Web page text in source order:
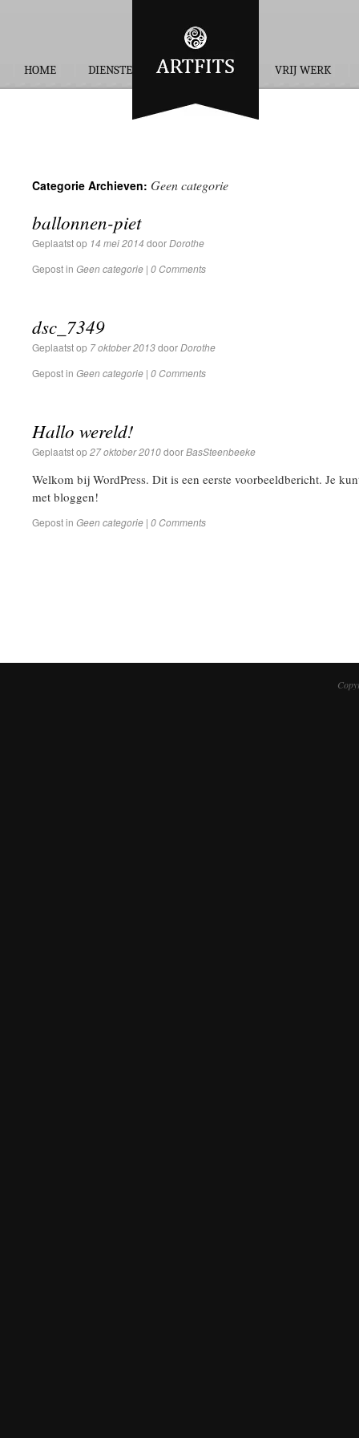
HOME DIENSTEN OPDRACHTEN VRIJ WERK
Categorie Archieven: Geen categorie
ballonnen-piet
Geplaatst op 14 mei 2014 doorDorothe
Gepost in Geen categorie | 0 Comments
dsc_7349
Geplaatst op 7 oktober 2013doorDorothe
Gepost in Geen categorie | 0 Comments
Hallo wereld!
Geplaatst op27 oktober 2010doorBasSteenbeeke
Welkom bij WordPress. Dit is een eerste voorbeeldbericht. Je
met bloggen!
Gepost in Geen categorie | 0 Comments